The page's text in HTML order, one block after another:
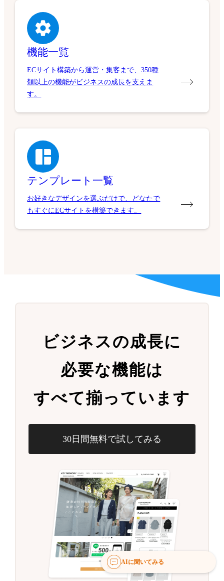
機能一覧
ECサイト構築から運営・集客まで、350種
類以上の機能がビジネスの成長を支えま
す。
テンプレート一覧
お好きなデザインを選ぶだけで、どなたで
もすぐにECサイトを構築できます。
ビジネスの成長に
必要な機能は
すべて揃っています
30日間無料で試してみる
AIに聞いてみる